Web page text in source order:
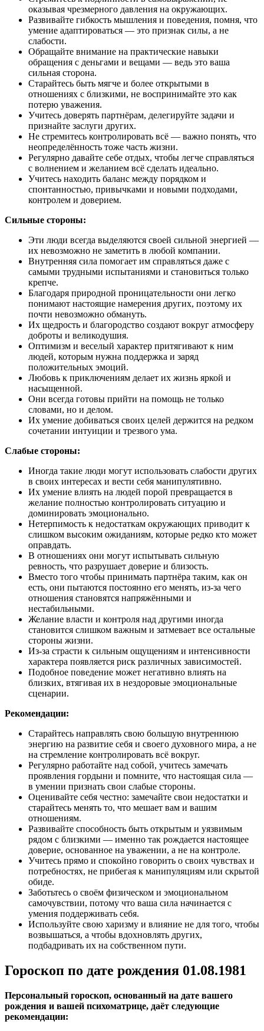
оказывая чрезмерного давления на окружающих.
Развивайте гибкость мышления и поведения, помня, что
умение адаптироваться — это признак силы, а не
слабости.
Обращайте внимание на практические навыки
обращения с деньгами и вещами — ведь это ваша
сильная сторона.
Старайтесь быть мягче и более открытыми в
отношениях с близкими, не воспринимайте это как
потерю уважения.
Учитесь доверять партнёрам, делегируйте задачи и
признайте заслуги других.
Не стремитесь контролировать всё — важно понять, что
неопределённость тоже часть жизни.
Регулярно давайте себе отдых, чтобы легче справляться
с волнением и желанием всё сделать идеально.
Учитесь находить баланс между порядком и
спонтанностью, привычками и новыми подходами,
контролем и доверием.
Сильные стороны:
Эти люди всегда выделяются своей сильной энергией —
их невозможно не заметить в любой компании.
Внутренняя сила помогает им справляться даже с
самыми трудными испытаниями и становиться только
крепче.
Благодаря природной проницательности они легко
понимают настоящие намерения других, поэтому их
почти невозможно обмануть.
Их щедрость и благородство создают вокруг атмосферу
доброты и великодушия.
Оптимизм и веселый характер притягивают к ним
людей, которым нужна поддержка и заряд
положительных эмоций.
Любовь к приключениям делает их жизнь яркой и
насыщенной.
Они всегда готовы прийти на помощь не только
словами, но и делом.
Их умение добиваться своих целей держится на редком
сочетании интуиции и трезвого ума.
Слабые стороны:
Иногда такие люди могут использовать слабости других
в своих интересах и вести себя манипулятивно.
Их умение влиять на людей порой превращается в
желание полностью контролировать ситуацию и
доминировать эмоционально.
Нетерпимость к недостаткам окружающих приводит к
слишком высоким ожиданиям, которые редко кто может
оправдать.
В отношениях они могут испытывать сильную
ревность, что разрушает доверие и близость.
Вместо того чтобы принимать партнёра таким, как он
есть, они пытаются постоянно его менять, из-за чего
отношения становятся напряжёнными и
нестабильными.
Желание власти и контроля над другими иногда
становится слишком важным и затмевает все остальные
стороны жизни.
Из-за страсти к сильным ощущениям и интенсивности
характера появляется риск различных зависимостей.
Подобное поведение может негативно влиять на
близких, втягивая их в нездоровые эмоциональные
сценарии.
Рекомендации:
Старайтесь направлять свою большую внутреннюю
энергию на развитие себя и своего духовного мира, а не
на стремление контролировать всё вокруг.
Регулярно работайте над собой, учитесь замечать
проявления гордыни и помните, что настоящая сила —
в умении признать свои слабые стороны.
Оценивайте себя честно: замечайте свои недостатки и
старайтесь менять то, что мешает вам и вашим
отношениям.
Развивайте способность быть открытым и уязвимым
рядом с близкими — именно так рождается настоящее
доверие, основанное на уважении, а не на контроле.
Учитесь прямо и спокойно говорить о своих чувствах и
потребностях, не прибегая к манипуляциям или скрытой
обиде.
Заботьтесь о своём физическом и эмоциональном
самочувствии, потому что ваша сила начинается с
умения поддерживать себя.
Используйте свою харизму и влияние не для того, чтобы
возвышаться, а чтобы вдохновлять других,
подбадривать их на собственном пути.
Гороскоп по дате рождения 01.08.1981
Персональный гороскоп, основанный на дате вашего
рождения и вашей психоматрице, даёт следующие
рекомендации: